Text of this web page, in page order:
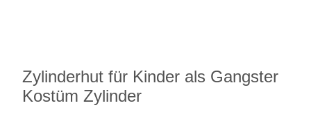
Zylinderhut für Kinder als Gangster
Kostüm Zylinder